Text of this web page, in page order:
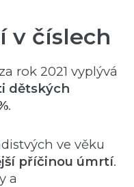
v číslech
rok 2021 vyplývá
dětských
.
ve věku
příčinou úmrtí.
a